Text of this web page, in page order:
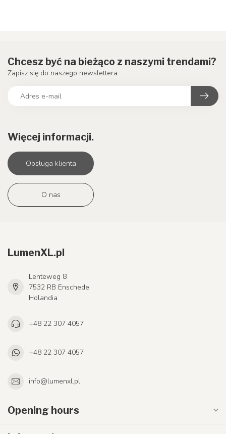
Więcej informacji.
Obsługa klienta
O nas
Chcesz być na bieżąco z naszymi trendami?
Zapisz się do naszego newslettera.
LumenXL.pl
Lenteweg 8
7532 RB Enschede
Holandia
+48 22 307 4057
+48 22 307 4057
info@lumenxl.pl
Opening hours